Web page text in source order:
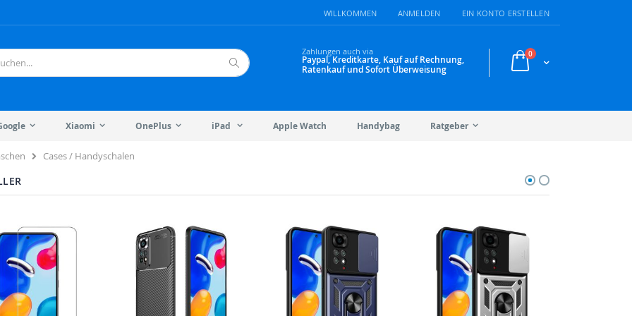
WILLKOMMEN ANMELDEN EIN KONTO ERSTELLEN
Warenkorb
0Artikel
Zahlungen auch via
Paypal, Kreditkarte, Kauf auf Rechnung,
Ratenkauf und Sofort Überweisung
Xiaomi OnePlus iPad Apple Watch Handybag Ratgeber
Cases / Handyschalen